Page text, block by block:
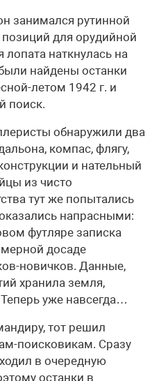
занимался рутинной
позиций для орудийной
лопата наткнулась на
найдены останки
летом 1942 г. и
поиск.
обнаружили два
компас, флягу,
и нательный
из чисто
тут же попытались
напрасными:
футляре записка
досаде
новичков. Данные,
хранила земля,
уже навсегда…
тот решил
поисковикам. Сразу
в очередную
останки в